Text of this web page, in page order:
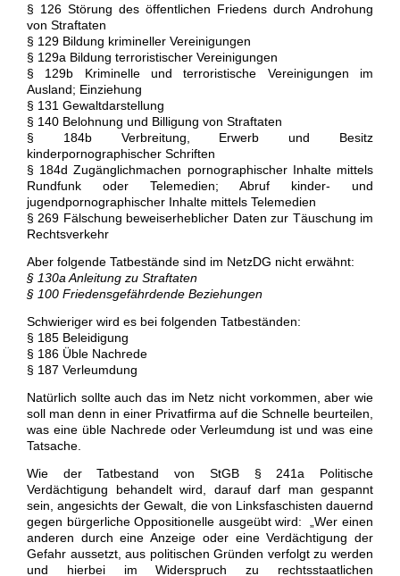
§ 126 Störung des öffentlichen Friedens durch Androhung
von Straftaten
§ 129 Bildung krimineller Vereinigungen
§ 129a Bildung terroristischer Vereinigungen
§ 129b Kriminelle und terroristische Vereinigungen im
Ausland; Einziehung
§ 131 Gewaltdarstellung
§ 140 Belohnung und Billigung von Straftaten
§ 184b Verbreitung, Erwerb und Besitz
kinderpornographischer Schriften
§ 184d Zugänglichmachen pornographischer Inhalte mittels
Rundfunk oder Telemedien; Abruf kinder- und
jugendpornographischer Inhalte mittels Telemedien
§ 269 Fälschung beweiserheblicher Daten zur Täuschung im
Rechtsverkehr
Aber folgende Tatbestände sind im NetzDG nicht erwähnt:
§ 130a Anleitung zu Straftaten
§ 100 Friedensgefährdende Beziehungen
Schwieriger wird es bei folgenden Tatbeständen:
§ 185 Beleidigung
§ 186 Üble Nachrede
§ 187 Verleumdung
Natürlich sollte auch das im Netz nicht vorkommen, aber wie
soll man denn in einer Privatfirma auf die Schnelle beurteilen,
was eine üble Nachrede oder Verleumdung ist und was eine
Tatsache.
Wie der Tatbestand von StGB § 241a Politische
Verdächtigung behandelt wird, darauf darf man gespannt
sein, angesichts der Gewalt, die von Linksfaschisten dauernd
gegen bürgerliche Oppositionelle ausgeübt wird: „Wer einen
anderen durch eine Anzeige oder eine Verdächtigung der
Gefahr aussetzt, aus politischen Gründen verfolgt zu werden
und hierbei im Widerspruch zu rechtsstaatlichen